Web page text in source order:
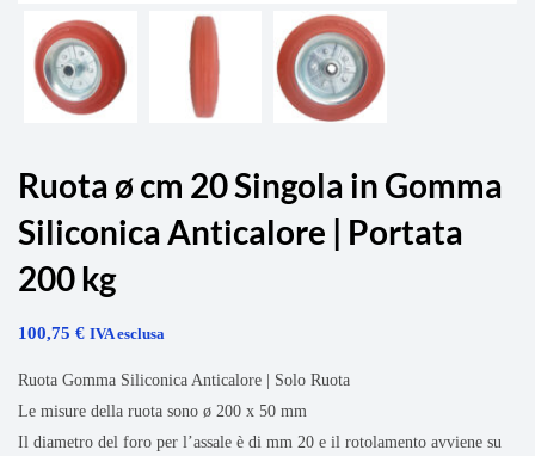
Ruota ø cm 20 Singola in Gomma
Siliconica Anticalore | Portata
200 kg
100,75 € IVA esclusa
Ruota Gomma Siliconica Anticalore | Solo Ruota
Le misure della ruota sono ø 200 x 50 mm
Il diametro del foro per l’assale è di mm 20 e il rotolamento avviene su